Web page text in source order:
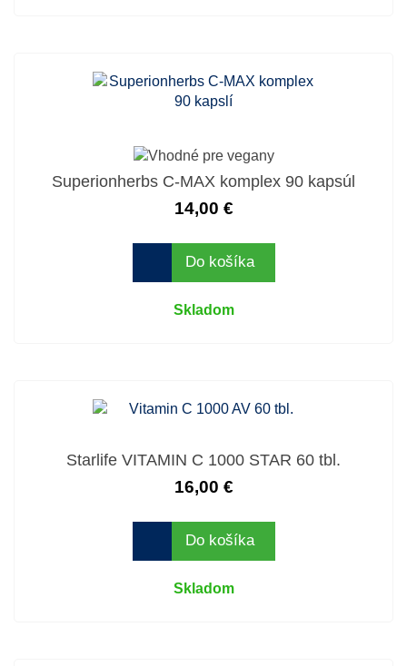
Superionherbs C-MAX komplex 90 kapsúl
14,00 €
Do košíka
Skladom
Starlife VITAMIN C 1000 STAR 60 tbl.
16,00 €
Do košíka
Skladom